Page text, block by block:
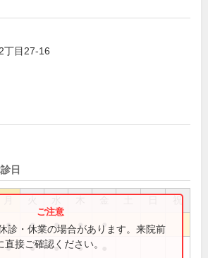
丁目27-16
日
祝
● ● ● ● ●
● ● ● ●
診・休業の場合があります。来院前
接ご確認ください。